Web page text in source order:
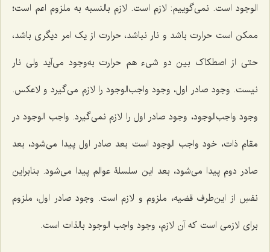
الوجود است. نمى‌گوییم: لازم است. لازم بالنسبه به ملزوم اعم است؛
ممکن است حرارت باشد و نار نباشد، حرارت از یک امر دیگرى باشد،
حتى از اصطکاک بین دو شی‌ء هم حرارت به‌وجود مى‌آید ولى نار
نیست. وجود صادر اول، وجود واجب‌الوجود را لازم مى‌گیرد و لاعکس.
وجود واجب‌الوجود، وجود صادر اول را لازم نمى‌گیرد. واجب الوجود در
مقام ذات، خود واجب الوجود است بعد صادر اول پیدا مى‌شود، بعد
صادر دوم پیدا مى‌شود، بعد این سلسلۀ عوالم پیدا مى‌شود. بنابراین
نفسِ از این‌طرف قضیه، ملزوم و لازم است. وجود صادر اول، ملزوم
براى لازمى است که آن لازم، وجود واجب الوجود بالذات است.